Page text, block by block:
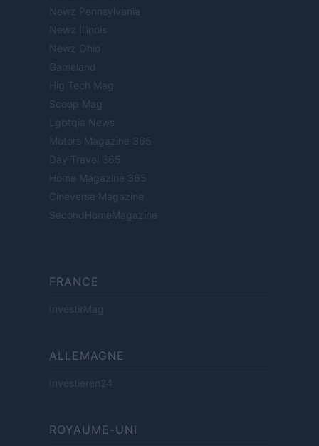
Newz Pennsylvania
Newz Illinois
Newz Ohio
Gameland
Hig Tech Mag
Scoop Mag
Lgbtqia News
Motors Magazine 365
Day Travel 365
Home Magazine 365
Cineverse Magazine
SecondHomeMagazine
FRANCE
InvestirMag
ALLEMAGNE
Investieren24
ROYAUME-UNI